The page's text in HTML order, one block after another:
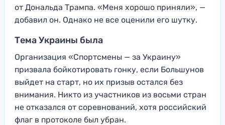
от Дональда Трампа. «Меня хорошо приняли», —
добавил он. Однако не все оценили его шутку.
Тема Украины была
Организация «Спортсмены — за Украину»
призвала бойкотировать гонку, если Большунов
выйдет на старт, но их призыв остался без
внимания. Никто из участников из восьми стран
не отказался от соревнований, хотя российский
флаг в протоколе был убран.